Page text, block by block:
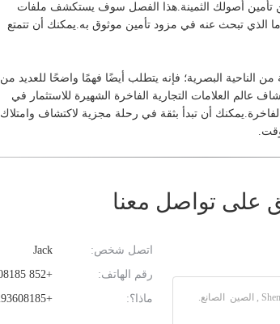
من تأمين أصولك الثمينة.هذا الفصل سوف يستكشف ملفات
الذي تبحث عنه في مزود تأمين موثوق به.يمكنك أن تتمتع
البصرية؛ فإنه يتطلب أيضًا فهمًا واضحًا للعديد من
العلامات التجارية الفاخرة الشهيرة للاستثمار في
أن تبدأ بثقة في رحلة مجزية لاكتشاف وامتلاك
على تواصل معنا
اتصل شخص:
رقم الهاتف:
+852 93608185
ماذا؟:
+85293608185